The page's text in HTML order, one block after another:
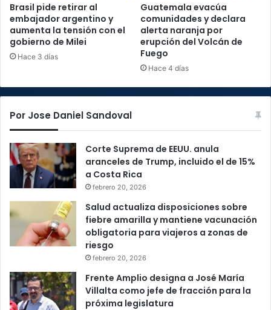
Brasil pide retirar al
embajador argentino y
aumenta la tensión con el
gobierno de Milei
Hace 3 días
Guatemala evacúa
comunidades y declara
alerta naranja por
erupción del Volcán de
Fuego
Hace 4 días
Por Jose Daniel Sandoval
Corte Suprema de EEUU. anula
aranceles de Trump, incluido el de 15%
a Costa Rica
febrero 20, 2026
Salud actualiza disposiciones sobre
fiebre amarilla y mantiene vacunación
obligatoria para viajeros a zonas de
riesgo
febrero 20, 2026
Frente Amplio designa a José María
Villalta como jefe de fracción para la
próxima legislatura